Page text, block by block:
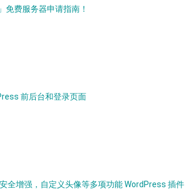
免费服务器申请指南！
前后台和登录页面
全增强，自定义头像等多项功能 WordPress 插件